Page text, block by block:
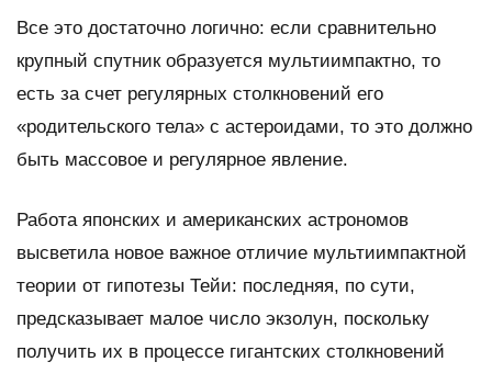
Все это достаточно логично: если сравнительно
крупный спутник образуется мультиимпактно, то
есть за счет регулярных столкновений его
«родительского тела» с астероидами, то это должно
быть массовое и регулярное явление.
Работа японских и американских астрономов
высветила новое важное отличие мультиимпактной
теории от гипотезы Тейи: последняя, по сути,
предсказывает малое число экзолун, поскольку
получить их в процессе гигантских столкновений